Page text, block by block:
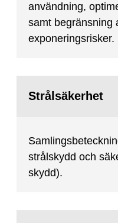
användning,
samt begränsning
exponeringsrisker.
Strålsäkerhet
strålskydd och
skydd).